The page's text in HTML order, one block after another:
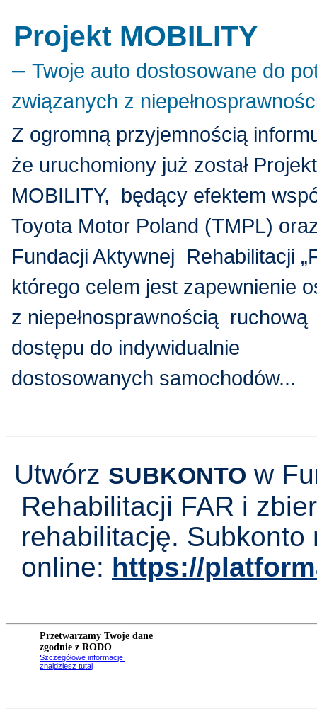
Projekt MOBILITY
– Twoje auto dostosowane do
związanych z
Z ogromną przyjemnością
że uruchomiony już został Projekt
MOBILITY, będący efektem
Toyota Motor Poland (TMPL)
Fundacji Aktywnej Rehabilitacji
którego celem jest zapewnienie
z niepełnosprawnością ruchową
dostępu do indywidualnie
dostosowanych samochodów...
Utwórz SUBKONTO w
Rehabilitacji FAR i
rehabilitację. Subkonto
online: https://
Przetwarzamy Twoje dane
zgodnie z RODO
Szczegółowe informacje
znajdziesz tutaj